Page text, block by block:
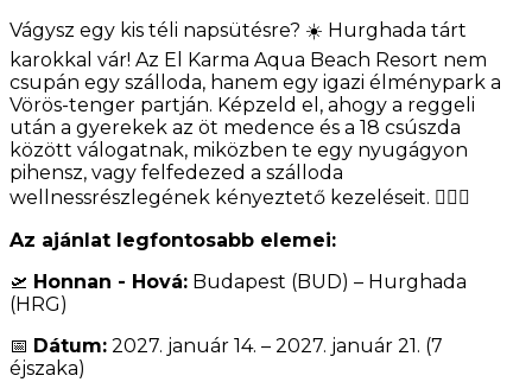
Vágysz egy kis téli napsütésre? ☀️ Hurghada tárt
karokkal vár! Az El Karma Aqua Beach Resort nem
csupán egy szálloda, hanem egy igazi élménypark a
Vörös-tenger partján. Képzeld el, ahogy a reggeli
után a gyerekek az öt medence és a 18 csúszda
között válogatnak, miközben te egy nyugágyon
pihensz, vagy felfedezed a szálloda
wellnessrészlegének kényeztető kezeléseit. 🧖‍♀️✨
Az ajánlat legfontosabb elemei:
🛫 Honnan - Hová: Budapest (BUD) – Hurghada
(HRG)
📅 Dátum: 2027. január 14. – 2027. január 21. (7
éjszaka)